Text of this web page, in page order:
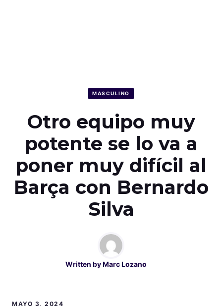
MASCULINO
Otro equipo muy
potente se lo va a
poner muy difícil al
Barça con Bernardo
Silva
Written byMarc Lozano
MAYO 3, 2024